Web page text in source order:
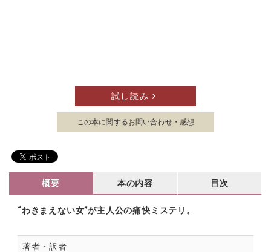
試し読み
この本に関するお問い合わせ・感想
概要 本の内容 目次
“わきまえない女”が主人公の痛快ミステリ。
著者・訳者